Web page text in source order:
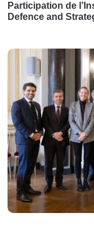
Participation de
Defence and